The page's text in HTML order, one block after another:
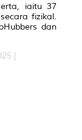
iaitu 37
fizikal.
dan
|